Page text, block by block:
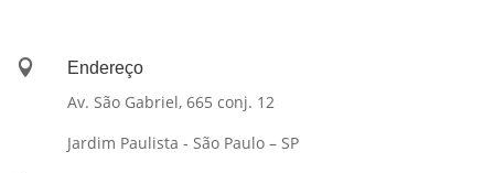
 Endereço
Av. São Gabriel, 665 conj. 12
Jardim Paulista - São Paulo – SP